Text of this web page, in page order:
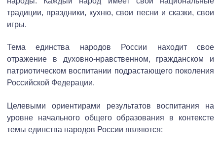
традиции, праздники, кухню, свои песни и сказки, свои
игры.
Тема единства народов России находит свое
отражение в духовно-нравственном, гражданском и
патриотическом воспитании подрастающего поколения
Российской Федерации.
Целевыми ориентирами результатов воспитания на
уровне начального общего образования в контексте
темы единства народов России являются: